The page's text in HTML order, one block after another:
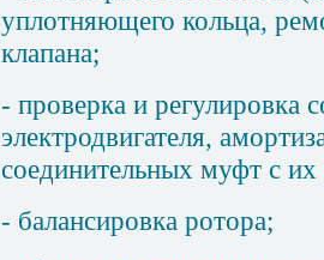
уплотняющего кольца,
клапана;
- проверка и регулировка
электродвигателя,
соединительных муфт с
- балансировка ротора;